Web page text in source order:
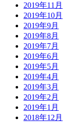
2019年11月
2019年10月
2019年9月
2019年8月
2019年7月
2019年6月
2019年5月
2019年4月
2019年3月
2019年2月
2019年1月
2018年12月